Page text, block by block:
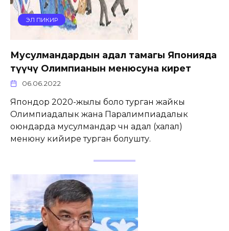
ЭЛ ПИКИР
Мусулмандардын адал тамагы Японияда
өтүүчү Олимпианын менюсуна кирет
06.06.2022
Япондор 2020-жылы боло турган жайкы
Олимпиадалык жана Паралимпиадалык
оюндарда мусулмандар үчүн адал (халал)
менюну кийире турган болушту.